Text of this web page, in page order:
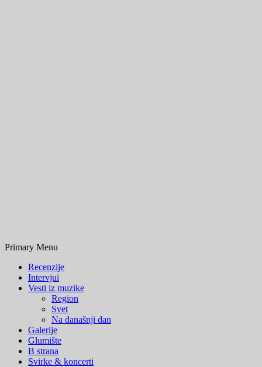
Primary Menu
Recenzije
Intervjui
Vesti iz muzike
Region
Svet
Na današnji dan
Galerije
Glumište
B strana
Svirke & koncerti